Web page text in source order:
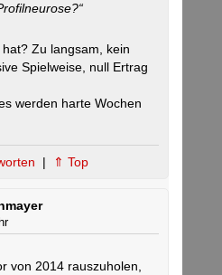
Zu langsam, kein
Spielweise, null Ertrag
werden harte Wochen
| ⇑ Top
von 2014 rauszuholen,